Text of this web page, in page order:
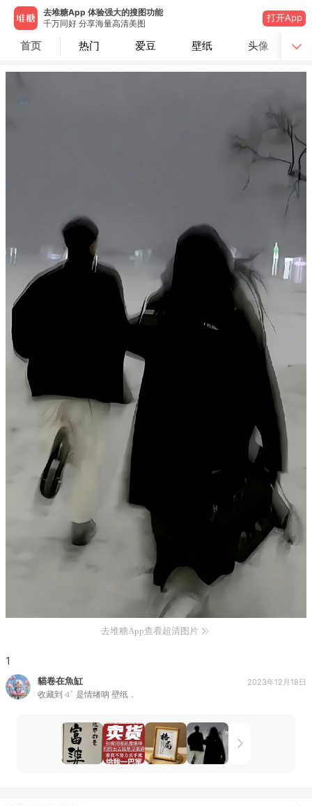
去堆糖App 体验强大的搜图功能
千万同好 分享海量高清美图
打开App
首页 热门 爱豆 壁纸 头像
去堆糖App查看超清图片
1
貓卷在魚缸
收藏到 এ` 是情绪呐 壁纸．
2023年12月18日